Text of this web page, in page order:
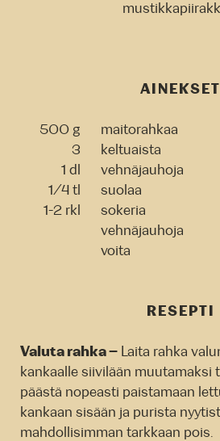
AINEKSET
500 g
maitorahkaa
3
keltuaista
1 dl
vehnäjauhoja
1/4 tl
suolaa
1-2 rkl
sokeria
vehnäjauhoja
voita
RESEPTI
Valuta rahka – Laita rahka
kankaalle siivilään muutamaksi
päästä nopeasti paistamaan
kankaan sisään ja purista
mahdollisimman tarkkaan pois.